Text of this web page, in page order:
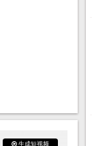
生成短视频